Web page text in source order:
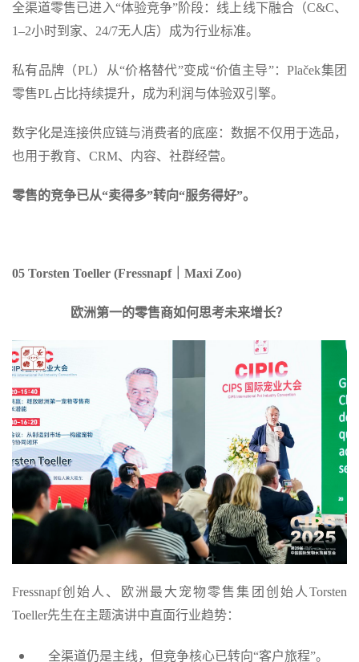
全渠道零售已进入“体验竞争”阶段：线上线下融合（C&C、
1–2小时到家、24/7无人店）成为行业标准。
私有品牌（PL）从“价格替代”变成“价值主导”：Plaček集团
零售PL占比持续提升，成为利润与体验双引擎。
数字化是连接供应链与消费者的底座：数据不仅用于选品，
也用于教育、CRM、内容、社群经营。
零售的竞争已从“卖得多”转向“服务得好”。
05 Torsten Toeller (Fressnapf｜Maxi Zoo)
欧洲第一的零售商如何思考未来增长？
Fressnapf创始人、欧洲最大宠物零售集团创始人Torsten
Toeller先生在主题演讲中直面行业趋势：
全渠道仍是主线，但竞争核心已转向“客户旅程”。